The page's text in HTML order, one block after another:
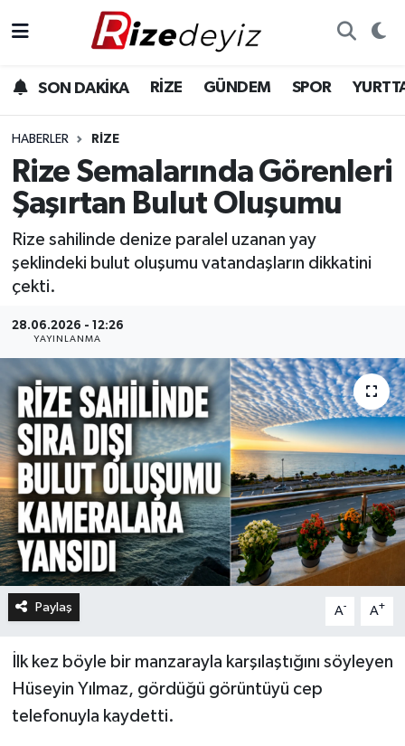
SON DAKİKA RİZE GÜNDEM SPOR
HABERLER RIZE
Rize Semalarında Görenleri
Şaşırtan Bulut Oluşumu
Rize sahilinde denize paralel uzanan yay
şeklindeki bulut oluşumu vatandaşların dikkatini
çekti.
28.06.2026 - 12:26
YAYINLANMA
Paylaş A- A+
İlk kez böyle bir manzarayla karşılaştığını söyleyen
Hüseyin Yılmaz, gördüğü görüntüyü cep
telefonuyla kaydetti.
Gündem
Yurttan Haberler
Ekonomi
Teknoloji
Rize Hava Durumu
Rize Trafik Yoğunluk Haritası
Süper Lig Puan Durumu ve Fikstür
Tüm Manşetler
Haber Arşivi